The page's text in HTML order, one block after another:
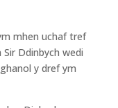
mhen uchaf tref
Ddinbych wedi
y dref ym